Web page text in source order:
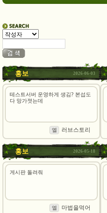
홍보
테스트서버 운영하게 생김? 본섭도
다 망가졋는데
엘 러브스토리
2026-06-03
홍보
게시판 돌려줘
엘 마법을먹어
2026-05-18